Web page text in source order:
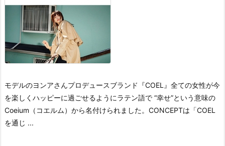
モデルのヨンアさんプロデュースブランド『COEL』 全ての女性が今
を楽しくハッピーに過ごせるようにラテン語で “幸せ”という意味の
Coeium（コエルム）から名付けられました。 CONCEPTは「COEL
を通じ ...